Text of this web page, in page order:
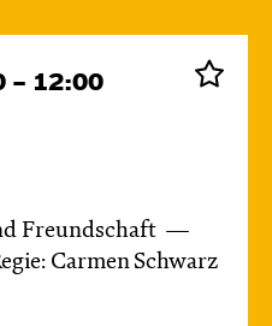
– 12:00
Freundschaft
Carmen Schwarz